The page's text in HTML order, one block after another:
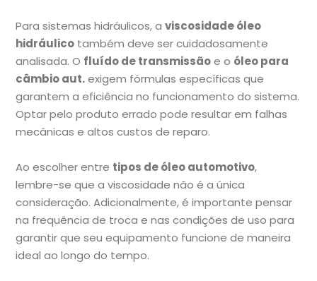
Para sistemas hidráulicos, aviscosidade óleo
hidráulico também deve ser cuidadosamente
analisada. O fluído de transmissãoe o óleo para
câmbio aut.exigem fórmulas específicas que
garantem a eficiência no funcionamento do sistema.
Optar pelo produto errado pode resultar em falhas
mecânicas e altos custos de reparo.
Ao escolher entre tipos de óleo automotivo,
lembre-se que a viscosidade não é a única
consideração. Adicionalmente, é importante pensar
na frequência de troca e nas condições de uso para
garantir que seu equipamento funcione de maneira
ideal ao longo do tempo.